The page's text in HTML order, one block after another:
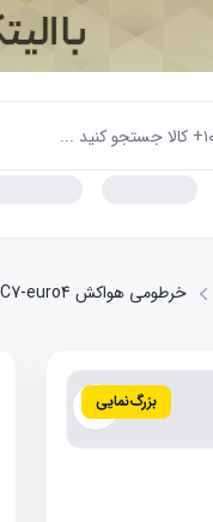
خرطومی هواکش GEELY EC7-euro4
بزرگ‌نمایی